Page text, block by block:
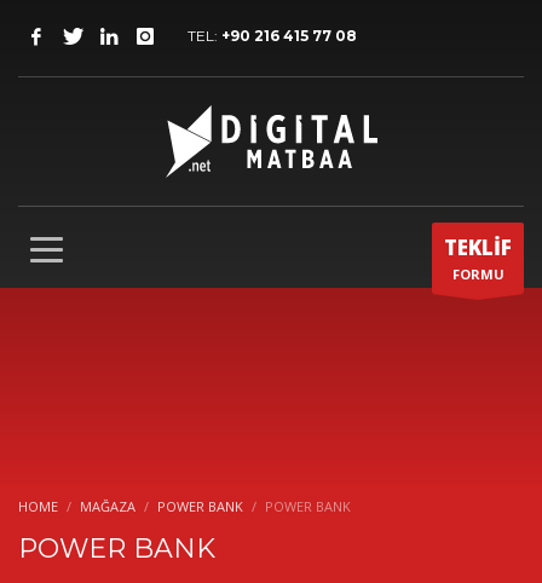
TEL: +90 216 415 77 08
TEKLİF
FORMU
HOME MAĞAZA POWER BANK POWER BANK
POWER BANK